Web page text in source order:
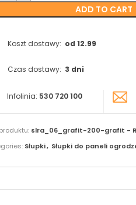
ADD TO CART
Koszt dostawy: od 12.99
Czas dostawy: 3 dni
Infolinia: 530 720 100
slra_06_grafit-200-grafit -
Słupki, Słupki do paneli